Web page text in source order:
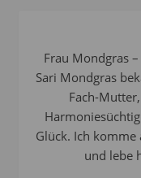
Frau Mondgras
Sari Mondgras
Fach-
Glück. Ich
und lebe